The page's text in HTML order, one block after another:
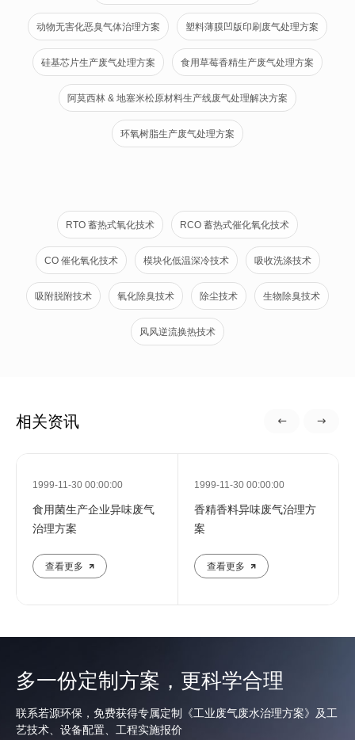
动物无害化恶臭气体治理方案 塑料薄膜凹版印刷废气处理方案
硅基芯片生产废气处理方案 食用草莓香精生产废气处理方案
阿莫西林 & 地塞米松原材料生产线废气处理解决方案
环氧树脂生产废气处理方案
RTO 蓄热式氧化技术 RCO 蓄热式催化氧化技术
CO 催化氧化技术 模块化低温深冷技术 吸收洗涤技术
吸附脱附技术 氧化除臭技术 除尘技术 生物除臭技术
风风逆流换热技术
相关资讯
1999-11-30 00:00:00
食用菌生产企业异味废气
治理方案
查看更多
1999-11-30 00:00:00
香精香料异味废气治理方
案
查看更多
多一份定制方案，更科学合理
联系若源环保，免费获得专属定制《工业废气废水治理方案》及工
艺技术、设备配置、工程实施报价